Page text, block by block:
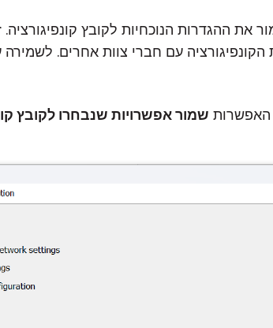
ההגדרות הנוכחיות לקובץ קונפיגורציה.
עם חברי צוות אחרים. לשמירה
שמור אפשרויות שנבחרו לקובץ